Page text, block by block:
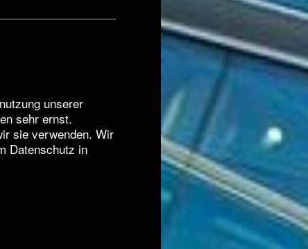
unserer
sehr ernst.
sie verwenden. Wir
Datenschutz in